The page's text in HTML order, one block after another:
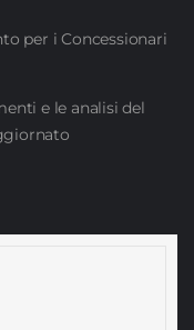
per i Concessionari
e le analisi del